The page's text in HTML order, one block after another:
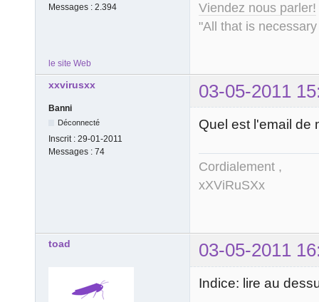
Messages : 2.394
Viendez nous parler!
"All that is
le site Web
xxvirusxx 03-05-2011
Banni
Déconnecté
Inscrit : 29-01-2011
Messages : 74
Quel est l'email de
Cordialement ,
xXViRuSXx
toad 03-05-2011
Indice: lire au